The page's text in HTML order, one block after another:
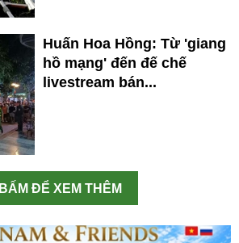
Huấn Hoa Hồng: Từ 'giang
hồ mạng' đến đế chế
livestream bán...
BẤM ĐỂ XEM THÊM